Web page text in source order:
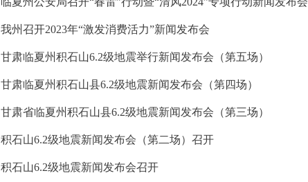
我州召开2023年“激发消费活力”新闻发布会
甘肃临夏州积石山6.2级地震举行新闻发布会（第五场）
甘肃临夏州积石山县6.2级地震新闻发布会（第四场）
甘肃省临夏州积石山县6.2级地震新闻发布会（第三场）
积石山6.2级地震新闻发布会（第二场）召开
积石山6.2级地震新闻发布会召开